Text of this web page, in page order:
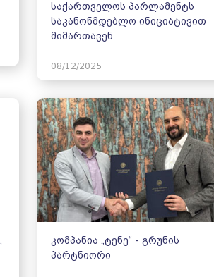
საქართველოს პარლამენტს
საკანონმდებლო ინიციატივით
მიმართავენ
08/12/2025
კომპანია „ტენე“ - გრუნის
პარტნიორი